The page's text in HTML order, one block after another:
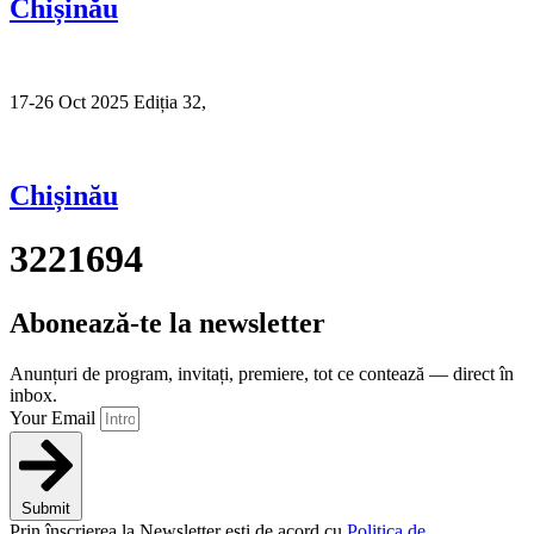
Chișinău
17-26 Oct 2025 Ediția 32,
Chișinău
3221694
Abonează-te la newsletter
Anunțuri de program, invitați, premiere, tot ce contează — direct în
inbox.
Your Email
Submit